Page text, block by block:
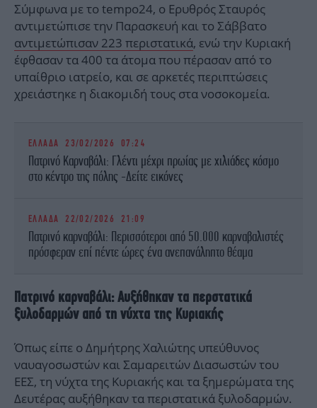
Σύμφωνα με το tempo24, ο Ερυθρός Σταυρός
αντιμετώπισε την Παρασκευή και το Σάββατο
αντιμετώπισαν 223 περιστατικά, ενώ την Κυριακή
έφθασαν τα 400 τα άτομα που πέρασαν από το
υπαίθριο ιατρείο, και σε αρκετές περιπτώσεις
χρειάστηκε η διακομιδή τους στα νοσοκομεία.
ΕΛΛΑΔΑ 23/02/2026 07:24
Πατρινό Καρναβάλι: Γλέντι μέχρι πρωίας με χιλιάδες κόσμο
στο κέντρο της πόλης -Δείτε εικόνες
ΕΛΛΑΔΑ 22/02/2026 21:09
Πατρινό καρναβάλι: Περισσότεροι από 50.000 καρναβαλιστές
πρόσφεραν επί πέντε ώρες ένα ανεπανάληπτο θέαμα
Πατρινό καρναβάλι: Αυξήθηκαν τα περστατικά
ξυλοδαρμών από τη νύχτα της Κυριακής
Όπως είπε ο Δημήτρης Χαλιώτης υπεύθυνος
ναυαγοσωστών και Σαμαρειτών Διασωστών του
ΕΕΣ, τη νύχτα της Κυριακής και τα ξημερώματα της
Δευτέρας αυξήθηκαν τα περιστατικά ξυλοδαρμών.